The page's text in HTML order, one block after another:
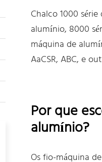
Chalco 1000
alumínio, 8000
máquina de
AaCSR, ABC, e
Por que
alumínio?
Os fio-máquina